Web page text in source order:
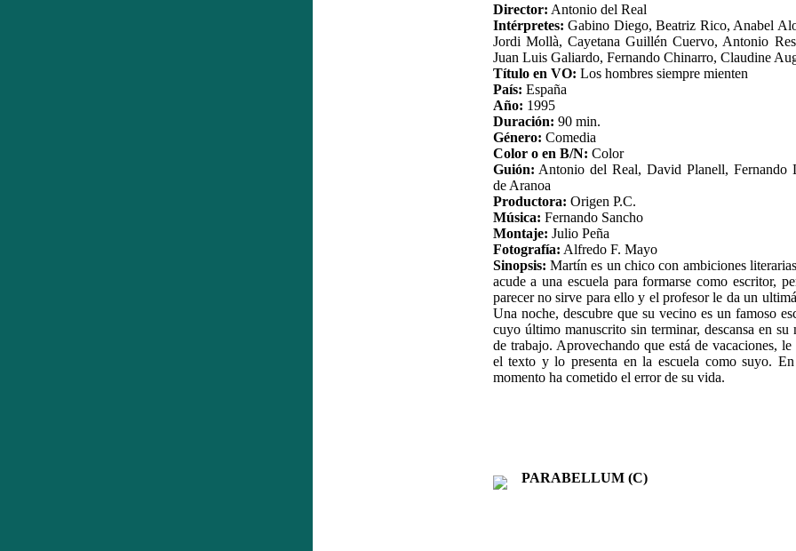
Director: Antonio del Real
Intérpretes: Gabino Diego, Beatriz Rico, Anabel
Jordi Mollà, Cayetana Guillén Cuervo, Antonio
Juan Luis Galiardo, Fernando Chinarro, Claudine
Título en VO: Los hombres siempre mienten
País: España
Año: 1995
Duración: 90 min.
Género: Comedia
Color o en B/N: Color
Guión: Antonio del Real, David Planell, Fernando
de Aranoa
Productora: Origen P.C.
Música: Fernando Sancho
Montaje: Julio Peña
Fotografía: Alfredo F. Mayo
Sinopsis: Martín es un chico con ambiciones
acude a una escuela para formarse como escritor,
parecer no sirve para ello y el profesor le da un
Una noche, descubre que su vecino es un famoso
cuyo último manuscrito sin terminar, descansa en su
de trabajo. Aprovechando que está de vacaciones, le
el texto y lo presenta en la escuela como suyo. En
momento ha cometido el error de su vida.
PARABELLUM (C)